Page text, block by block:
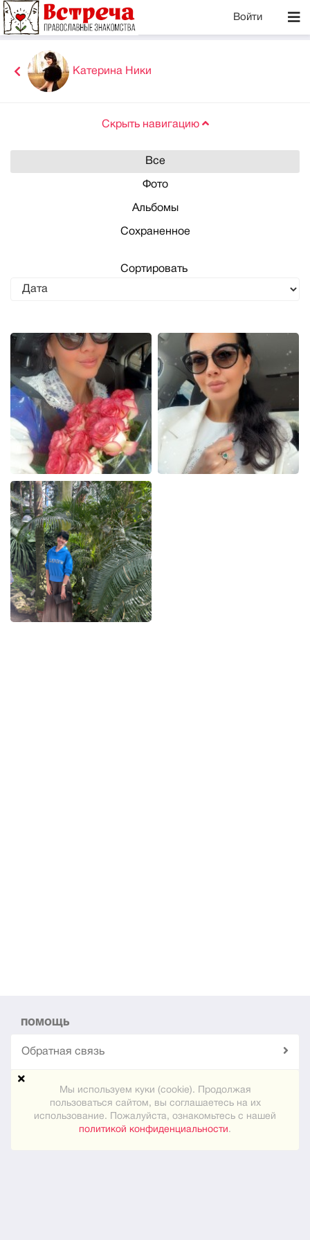
Войти
Катерина Ники
Скрыть навигацию
Все
Фото
Альбомы
Сохраненное
Сортировать
ПОМОЩЬ
Обратная связь
ТехподдержкаМы используем куки (cookie). Продолжая
пользоваться сайтом, вы соглашаетесь на их
использование. Пожалуйста, ознакомьтесь с нашей
политикой конфиденциальности.